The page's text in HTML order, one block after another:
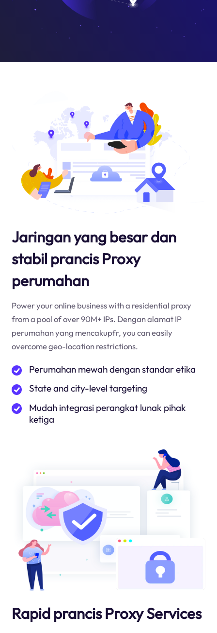
Jaringan yang besar dan
stabil prancis Proxy
perumahan
Power your online business with a residential proxy
from a pool of over 90M+ IPs. Dengan alamat IP
perumahan yang mencakupfr, you can easily
overcome geo-location restrictions.
Perumahan mewah dengan standar etika
State and city-level targeting
Mudah integrasi perangkat lunak pihak
ketiga
Rapid prancis Proxy Services